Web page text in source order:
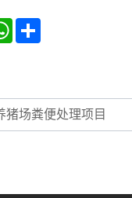
WhatsApp
猪场粪便处理项目